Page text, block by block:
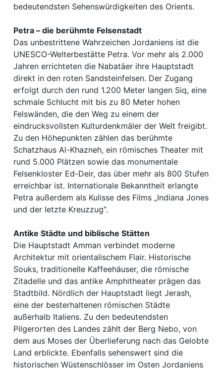
bedeutendsten Sehenswürdigkeiten des Orients.
Petra – die berühmte Felsenstadt
Das unbestrittene Wahrzeichen Jordaniens ist die
UNESCO-Welterbestätte Petra. Vor mehr als 2.000
Jahren errichteten die Nabatäer ihre Hauptstadt
direkt in den roten Sandsteinfelsen. Der Zugang
erfolgt durch den rund 1.200 Meter langen Siq, eine
schmale Schlucht mit bis zu 80 Meter hohen
Felswänden, die den Weg zu einem der
eindrucksvollsten Kulturdenkmäler der Welt freigibt.
Zu den Höhepunkten zählen das berühmte
Schatzhaus Al-Khazneh, ein römisches Theater mit
rund 5.000 Plätzen sowie das monumentale
Felsenkloster Ed-Deir, das über mehr als 800 Stufen
erreichbar ist. Internationale Bekanntheit erlangte
Petra außerdem als Kulisse des Films „Indiana Jones
und der letzte Kreuzzug“.
Antike Städte und biblische Stätten
Die Hauptstadt Amman verbindet moderne
Architektur mit orientalischem Flair. Historische
Souks, traditionelle Kaffeehäuser, die römische
Zitadelle und das antike Amphitheater prägen das
Stadtbild. Nördlich der Hauptstadt liegt Jerash,
eine der besterhaltenen römischen Städte
außerhalb Italiens. Zu den bedeutendsten
Pilgerorten des Landes zählt der Berg Nebo, von
dem aus Moses der Überlieferung nach das Gelobte
Land erblickte. Ebenfalls sehenswert sind die
historischen Wüstenschlösser im Osten Jordaniens